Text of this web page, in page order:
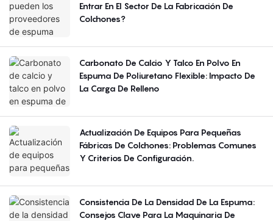
Entrar En El Sector De La Fabricación De
Colchones?
Carbonato De Calcio Y Talco En Polvo En
Espuma De Poliuretano Flexible: Impacto De
La Carga De Relleno
Actualización De Equipos Para Pequeñas
Fábricas De Colchones: Problemas Comunes
Y Criterios De Configuración.
Consistencia De La Densidad De La Espuma:
Consejos Clave Para La Maquinaria De